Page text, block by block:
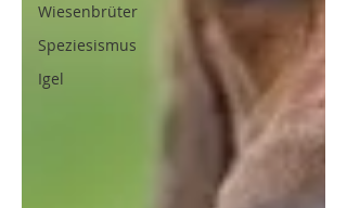
Wiesenbrüter
Speziesismus
Igel